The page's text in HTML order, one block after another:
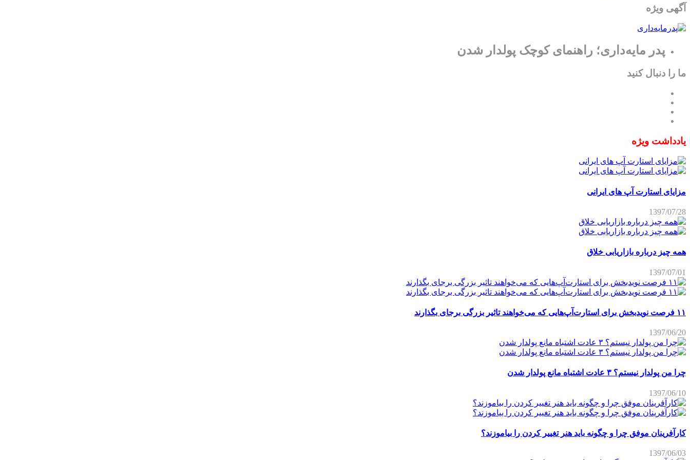
آگهی ویژه
پدر مایه‌داری؛ راهنمای کوچک پولدار شدن
ما را دنبال کنید
یادداشت ویژه
مزایای استارت آپ های ایرانی
1397/07/28
همه چیز درباره بازاریابی خلاق
1397/07/01
۱۱ فرصت نویدبخش برای استارت‌آپ‌هایی که می‌خواهند تاثیر بزرگی برجای بگذارند
1397/06/20
چرا من پولدار نیستم؟ ۳ عادت اشتباه مانع پولدار شدن
1397/06/10
کارآفرینان موفق چرا و چگونه باید هنر تغییر کردن را بیاموزند؟
1397/06/03